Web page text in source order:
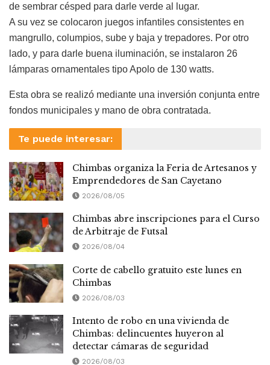
de sembrar césped para darle verde al lugar.
A su vez se colocaron juegos infantiles consistentes en
mangrullo, columpios, sube y baja y trepadores. Por otro
lado, y para darle buena iluminación, se instalaron 26
lámparas ornamentales tipo Apolo de 130 watts.
Esta obra se realizó mediante una inversión conjunta entre
fondos municipales y mano de obra contratada.
Te puede interesar:
Chimbas organiza la Feria de Artesanos y
Emprendedores de San Cayetano
2026/08/05
Chimbas abre inscripciones para el Curso
de Arbitraje de Futsal
2026/08/04
Corte de cabello gratuito este lunes en
Chimbas
2026/08/03
Intento de robo en una vivienda de
Chimbas: delincuentes huyeron al
detectar cámaras de seguridad
2026/08/03